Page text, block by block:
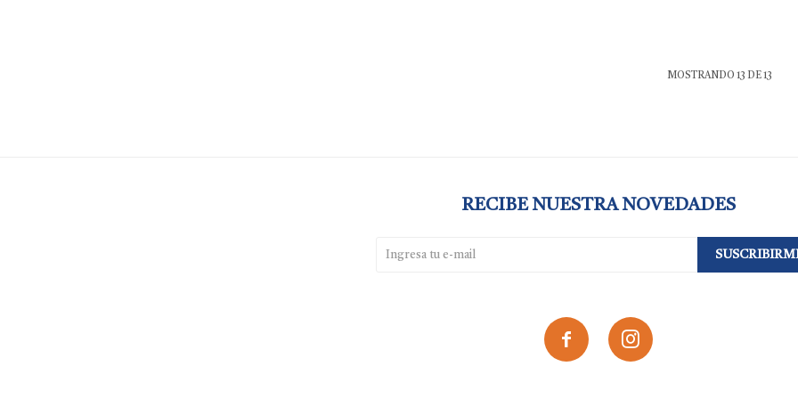
MOSTRANDO 13 DE 13
RECIBE NUESTRA NOVEDADES
 